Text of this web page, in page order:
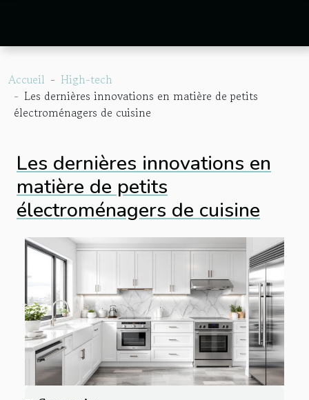
Accueil
High-tech
Les dernières innovations en matière de petits
électroménagers de cuisine
Les dernières innovations en
matière de petits
électroménagers de cuisine